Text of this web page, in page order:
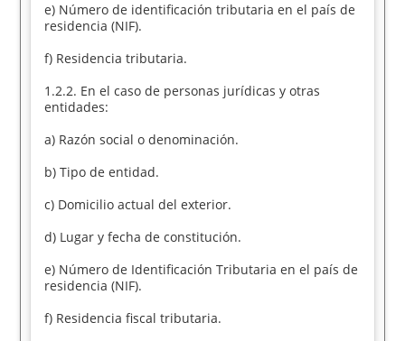
e) Número de identificación tributaria en el país de
residencia (NIF).
f) Residencia tributaria.
1.2.2. En el caso de personas jurídicas y otras
entidades:
a) Razón social o denominación.
b) Tipo de entidad.
c) Domicilio actual del exterior.
d) Lugar y fecha de constitución.
e) Número de Identificación Tributaria en el país de
residencia (NIF).
f) Residencia fiscal tributaria.